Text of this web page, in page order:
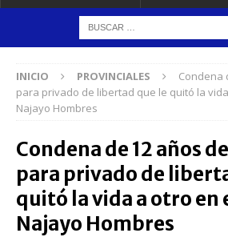
INICIO PROVINCIALES
Condena
para privado de libertad que le quitó la
Najayo Hombres
Condena de 12 años
para privado de
quitó la vida a otro en
Najayo Hombres